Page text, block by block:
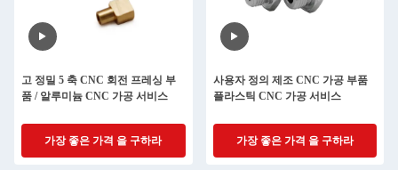
고 정밀 5 축 CNC 회전 프레싱 부
품 / 알루미늄 CNC 가공 서비스
가장 좋은 가격 을 구하라
사용자 정의 제조 CNC 가공 부품
플라스틱 CNC 가공 서비스
가장 좋은 가격 을 구하라